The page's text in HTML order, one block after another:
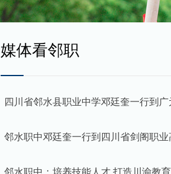
媒体看邻职
四川省邻水县职业中学邓廷奎一行到
邻水职中邓廷奎一行到四川省剑阁职
邻水职中：培养技能人才 打造川渝教